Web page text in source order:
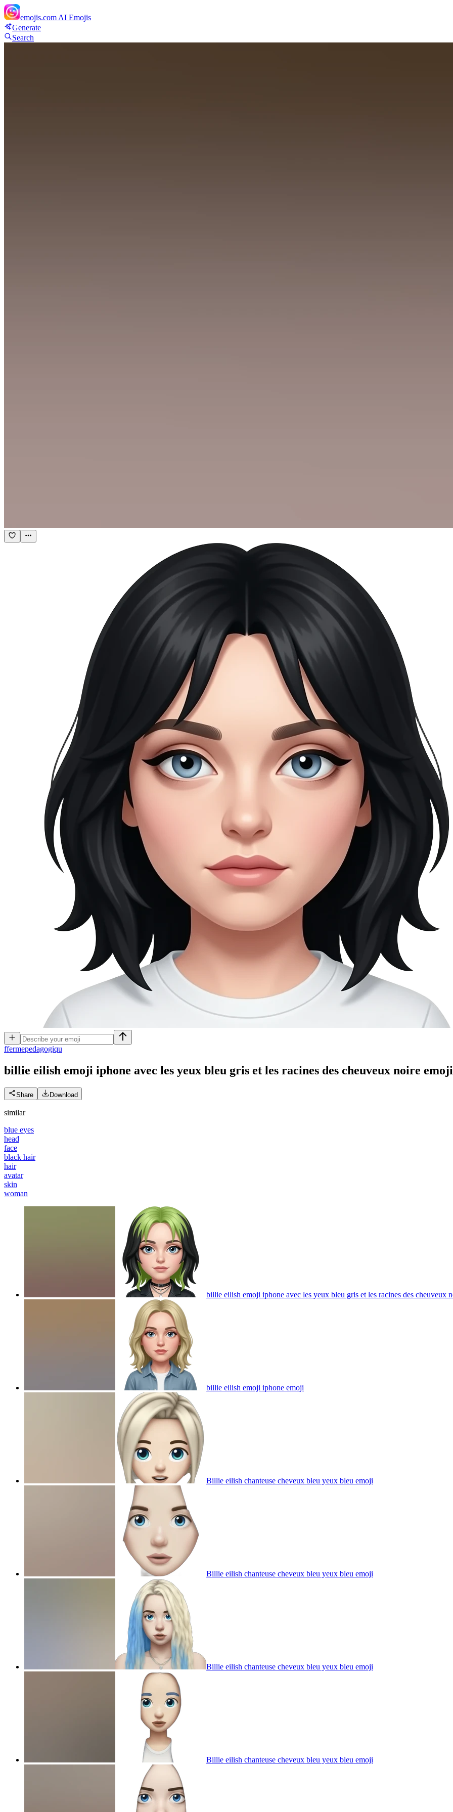
emojis.com AI Emojis
Generate
Search
ffermepedagogiqu
billie eilish emoji iphone avec les yeux bleu gris et les racines des cheuveux noire emoji
Share Download
similar
blue eyes
head
face
black hair
hair
avatar
skin
woman
billie eilish emoji iphone avec les yeux bleu gris et les racines des cheuveux
billie eilish emoji iphone emoji
Billie eilish chanteuse cheveux bleu yeux bleu emoji
Billie eilish chanteuse cheveux bleu yeux bleu emoji
Billie eilish chanteuse cheveux bleu yeux bleu emoji
Billie eilish chanteuse cheveux bleu yeux bleu emoji